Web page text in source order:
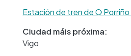
Estación de tren de O Porriño
Ciudad máis próxima:
Vigo